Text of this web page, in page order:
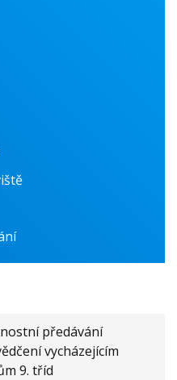
předávání
vycházejícím
9. tříd